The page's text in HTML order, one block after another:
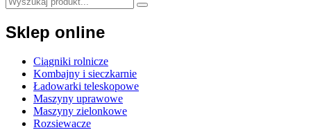
Sklep online
Ciągniki rolnicze
Kombajny i sieczkarnie
Ładowarki teleskopowe
Maszyny uprawowe
Maszyny zielonkowe
Rozsiewacze